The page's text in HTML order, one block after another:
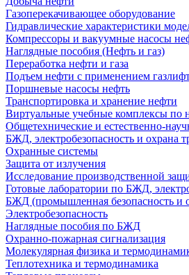
Газоперекачивающее оборудование
Гидравлические характеристики
Компрессоры и вакуумные насосы
Наглядные пособия (Нефть и газ)
Переработка нефти и газа
Подъем нефти с применением
Поршневые насосы нефть
Транспортировка и хранение нефти
Виртуальные учебные комплексы по
Общетехнические и естественно-
БЖД, электробезопасность и охрана
Охранные системы
Защита от излучения
Исследование производственной
Готовые лаборатории по БЖД,
БЖД (промышленная безопасность и
Электробезопасность
Наглядные пособия по БЖД
Охранно-пожарная сигнализация
Молекулярная физика и
Теплотехника и термодинамика